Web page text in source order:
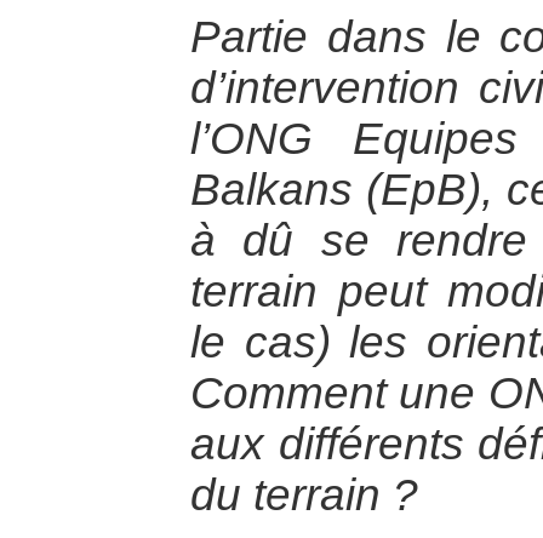
Partie dans le
d’intervention
l’ONG
Balkans (EpB),
à dû se rendre
terrain peut
le cas) les
Comment une
aux différents
du terrain ?